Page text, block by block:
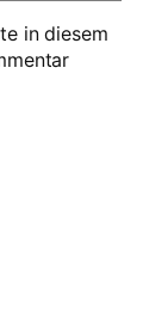
in diesem